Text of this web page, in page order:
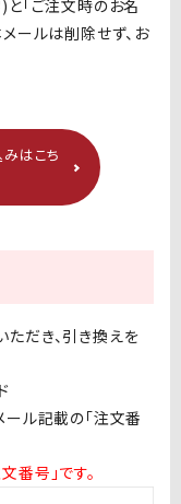
「ご注文時のお名
ールは削除せず、お
はこち
だき、引き換えを
ール記載の「注文番
号」です。